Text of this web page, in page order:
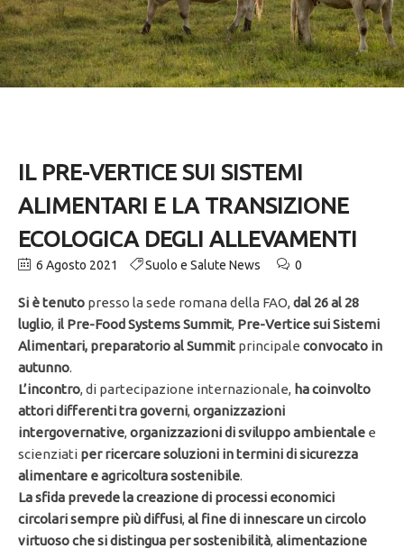
IL PRE-VERTICE SUI SISTEMI
ALIMENTARI E LA TRANSIZIONE
ECOLOGICA DEGLI ALLEVAMENTI
6 Agosto 2021 Suolo e Salute News 0
Si è tenuto presso la sede romana della FAO,dal 26 al 28
luglio, il Pre-Food Systems Summit, Pre-Vertice sui Sistemi
Alimentari, preparatorio al Summit principale convocato in
autunno.
L’incontro, di partecipazione internazionale, ha coinvolto
attori differenti tra governi,organizzazioni
intergovernative,organizzazioni di sviluppo ambientale e
scienziati per ricercare soluzioni in termini di sicurezza
alimentare e agricoltura sostenibile.
La sfida prevede la creazione di processi economici
circolari sempre più diffusi,al fine di innescare un circolo
virtuoso che si distingua per sostenibilità,alimentazione